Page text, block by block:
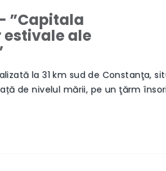
”Capitala
ale
la 31 km sud de Constanţa,
de nivelul mării, pe un ţărm